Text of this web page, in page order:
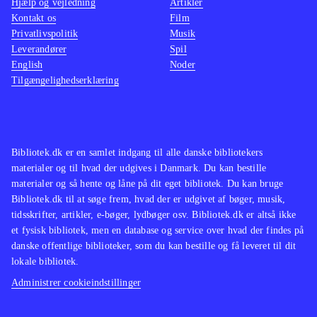
birds trilogy som indeholder alle de
originale baner plus "Rio" og
"Seasons"
Angry birds er stadig et fantastisk
underholdende koncept og med Star
Bibliotek.dk er en samlet indgang til alle danske bibliotekers
materialer og til hvad der udgives i Danmark. Du kan bestille
materialer og så hente og låne på dit eget bibliotek. Du kan bruge
Bibliotek.dk til at søge frem, hvad der er udgivet af bøger, musik,
tidsskrifter, artikler, e-bøger, lydbøger osv. Bibliotek.dk er altså ikke
et fysisk bibliotek, men en database og service over hvad der findes på
danske offentlige biblioteker, som du kan bestille og få leveret til dit
lokale bibliotek.
Administrer cookieindstillinger
Hjælp og vejledning
Kontakt os
Privatlivspolitik
Leverandører
English
Tilgængelighedserklæring
Artikler
Film
Musik
Spil
Noder